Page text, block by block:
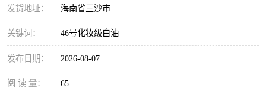
发货地址： 海南省三沙市
关键词： 46号化妆级白油
发布日期： 2026-08-07
阅 读 量： 65